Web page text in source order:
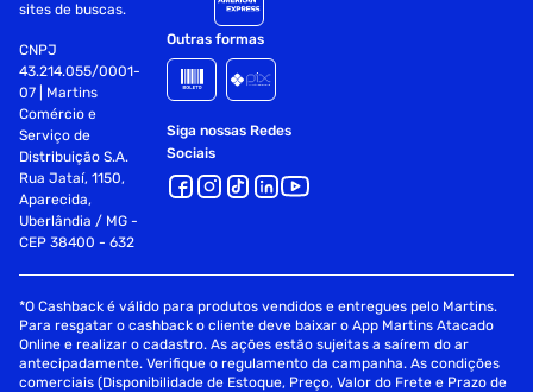
sites de buscas.
CNPJ
43.214.055/0001-
07 | Martins
Comércio e
Serviço de
Distribuição S.A.
Rua Jataí, 1150,
Aparecida,
Uberlândia / MG -
CEP 38400 - 632
Outras formas
Siga nossas Redes
Sociais
*O Cashback é válido para produtos vendidos e entregues pelo Martins.
Para resgatar o cashback o cliente deve baixar o App Martins Atacado
Online e realizar o cadastro. As ações estão sujeitas a saírem do ar
antecipadamente. Verifique o regulamento da campanha. As condições
comerciais (Disponibilidade de Estoque, Preço, Valor do Frete e Prazo de